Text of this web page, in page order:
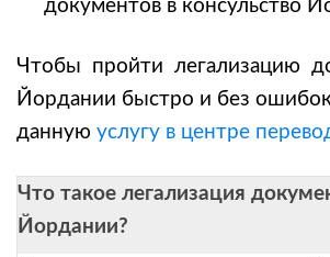
документов в консульство
Чтобы пройти легализацию
Йордании быстро и без
данную услугу в центре
Что такое легализация
Йордании?